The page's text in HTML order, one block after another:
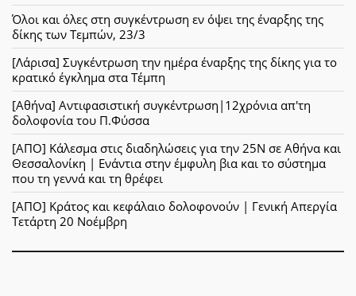
Όλοι και όλες στη συγκέντρωση εν όψει της έναρξης της
δίκης των Τεμπών, 23/3
[Λάρισα] Συγκέντρωση την ημέρα έναρξης της δίκης για το
κρατικό έγκλημα στα Τέμπη
[Αθήνα] Αντιφασιστική συγκέντρωση|12χρόνια απ'τη
δολοφονία του Π.Φύσσα
[ΑΠΟ] Κάλεσμα στις διαδηλώσεις για την 25Ν σε Αθήνα και
Θεσσαλονίκη | Ενάντια στην έμφυλη βια και το σύστημα
που τη γεννά και τη θρέφει
[ΑΠΟ] Κράτος και κεφάλαιο δολοφονούν | Γενική Απεργία
Τετάρτη 20 Νοέμβρη